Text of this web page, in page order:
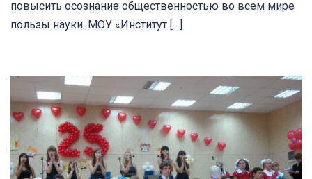
повысить осознание общественностью во всем мире
пользы науки. МОУ «Институт […]